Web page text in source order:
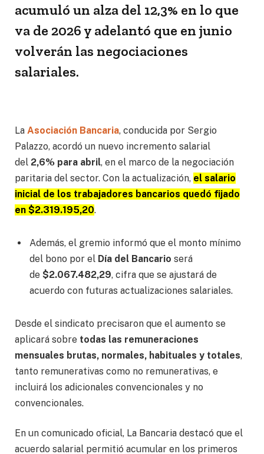
acumuló un alza del 12,3% en lo que
va de 2026 y adelantó que en junio
volverán las negociaciones
salariales.
La Asociación Bancaria, conducida por Sergio
Palazzo, acordó un nuevo incremento salarial
del 2,6% para abril, en el marco de la negociación
paritaria del sector. Con la actualización, el salario
inicial de los trabajadores bancarios quedó fijado
en $2.319.195,20.
Además, el gremio informó que el monto mínimo
del bono por el Día del Bancario será
de $2.067.482,29, cifra que se ajustará de
acuerdo con futuras actualizaciones salariales.
Desde el sindicato precisaron que el aumento se
aplicará sobre todas las remuneraciones
mensuales brutas, normales, habituales y totales,
tanto remunerativas como no remunerativas, e
incluirá los adicionales convencionales y no
convencionales.
En un comunicado oficial, La Bancaria destacó que el
acuerdo salarial permitió acumular en los primeros